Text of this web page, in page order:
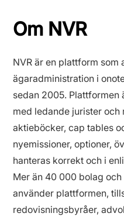
Om NVR
NVR är en plattform
ägaradministration i
sedan 2005. Plattformen
med ledande jurister
aktieböcker, cap tables
nyemissioner, optioner,
hanteras korrekt och i
Mer än 40 000 bolag
använder plattformen,
redovisningsbyråer,